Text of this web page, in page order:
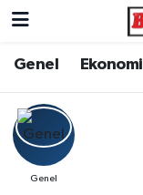
Genel Ekonomi
Genel